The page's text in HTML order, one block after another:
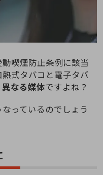
喫煙防止条例に該当
式タバコと電子タバ
なる媒体ですよね？
っているのでしょう